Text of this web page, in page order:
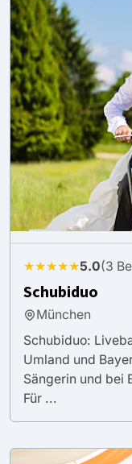
★★★★★5.0(3
Schubiduo
München
Schubiduo:
Umland und
Sängerin und bei
Für ...